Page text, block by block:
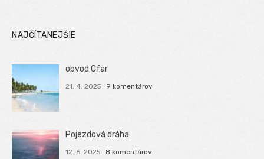
NAJČÍTANEJŠIE
obvod Cfar
21. 4. 2025 9 komentárov
Pojezdová dráha
12. 6. 2025 8 komentárov